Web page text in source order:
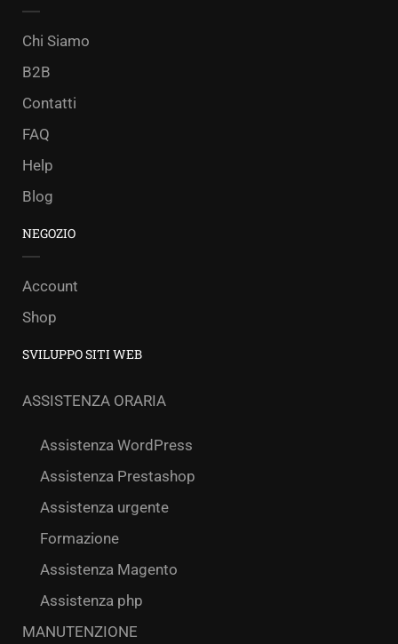
Chi Siamo
B2B
Contatti
FAQ
Help
Blog
NEGOZIO
Account
Shop
SVILUPPO SITI WEB
ASSISTENZA ORARIA
Assistenza WordPress
Assistenza Prestashop
Assistenza urgente
Formazione
Assistenza Magento
Assistenza php
MANUTENZIONE